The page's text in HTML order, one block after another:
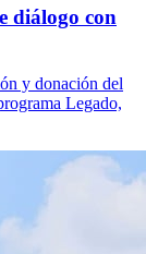
diálogo con
y donación del
Legado,